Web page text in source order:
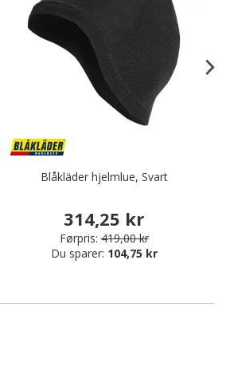
Blåkläder hjelmlue, Svart
314,25 kr
Førpris: 419,00 kr
Du sparer: 104,75 kr